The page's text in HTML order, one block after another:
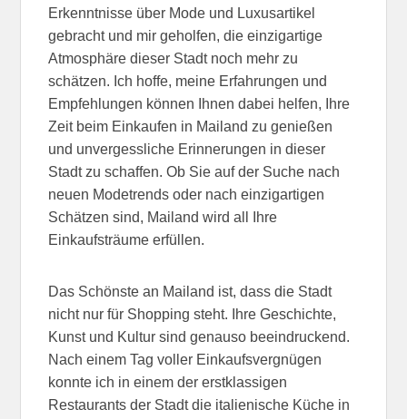
Erkenntnisse über Mode und Luxusartikel
gebracht und mir geholfen, die einzigartige
Atmosphäre dieser Stadt noch mehr zu
schätzen. Ich hoffe, meine Erfahrungen und
Empfehlungen können Ihnen dabei helfen, Ihre
Zeit beim Einkaufen in Mailand zu genießen
und unvergessliche Erinnerungen in dieser
Stadt zu schaffen. Ob Sie auf der Suche nach
neuen Modetrends oder nach einzigartigen
Schätzen sind, Mailand wird all Ihre
Einkaufsträume erfüllen.
Das Schönste an Mailand ist, dass die Stadt
nicht nur für Shopping steht. Ihre Geschichte,
Kunst und Kultur sind genauso beeindruckend.
Nach einem Tag voller Einkaufsvergnügen
konnte ich in einem der erstklassigen
Restaurants der Stadt die italienische Küche in